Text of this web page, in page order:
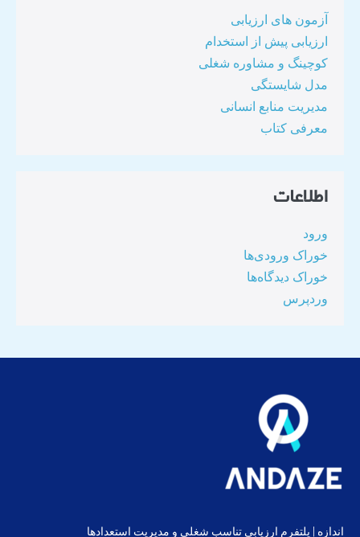
آزمون های ارزیابی
ارزیابی پیش از استخدام
کوچینگ و مشاوره شغلی
مدل شایستگی
مدیریت منابع انسانی
معرفی کتاب
اطلاعات
ورود
خوراک ورودی‌ها
خوراک دیدگاه‌ها
وردپرس
اندازه | پلتفرم ارزیابی تناسب شغلی و مدیریت استعدادها